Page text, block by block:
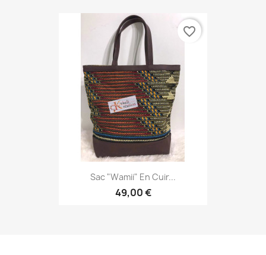
Sac "Wamii" En Cuir...
49,00 €
favorite_border